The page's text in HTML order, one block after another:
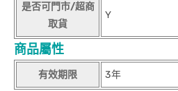
是否可門市/超商
取貨
Y
商品屬性
有效期限 3年